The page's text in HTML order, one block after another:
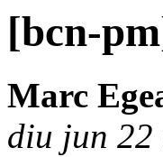
[bcn-
Marc
diu jun 22